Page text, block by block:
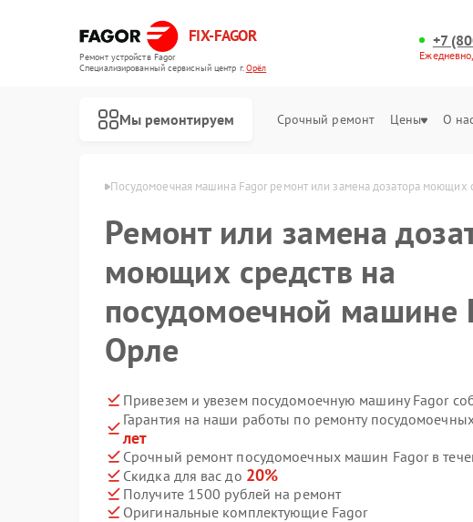
FIX-FAGOR
Ремонт устройств Fagor
Специализированный cервисный центр г.Орёл
+7
Мы ремонтируем Срочный ремонт Цены О
Посудомоечная машина Fagor ремонт или замена дозатора моющих
Ремонт или замена
моющих средств на
посудомоечной машине
Орле
Привезем и увезем посудомоечную машину Fagor
Гарантия на наши работы по ремонту
лет
Срочный ремонт посудомоечных машин Fagor в
Скидка для вас до 20%
Получите 1500 рублей на ремонт
Оригинальные комплектующие Fagor